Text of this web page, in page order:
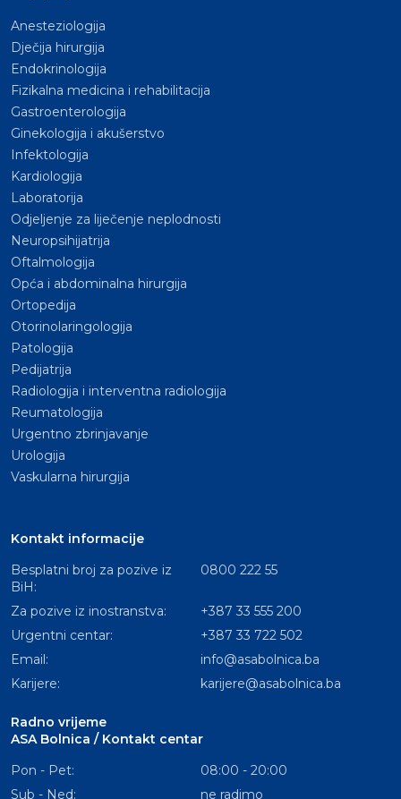
Anesteziologija
Dječija hirurgija
Endokrinologija
Fizikalna medicina i rehabilitacija
Gastroenterologija
Ginekologija i akušerstvo
Infektologija
Kardiologija
Laboratorija
Odjeljenje za liječenje neplodnosti
Neuropsihijatrija
Oftalmologija
Opća i abdominalna hirurgija
Ortopedija
Otorinolaringologija
Patologija
Pedijatrija
Radiologija i interventna radiologija
Reumatologija
Urgentno zbrinjavanje
Urologija
Vaskularna hirurgija
Kontakt informacije
Besplatni broj za pozive iz
BiH:
0800 222 55
Za pozive iz inostranstva:
+387 33 555 200
Urgentni centar:
+387 33 722 502
Email:
info@asabolnica.ba
Karijere:
karijere@asabolnica.ba
Radno vrijeme
ASA Bolnica / Kontakt centar
Pon - Pet:
08:00 - 20:00
Sub - Ned:
ne radimo